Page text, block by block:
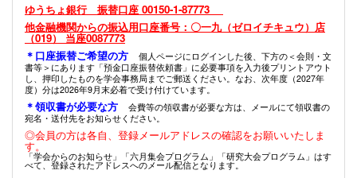
ゆうちょ銀行 振替口座 00150-1-87773
他金融機関からの振込用口座番号：〇一九（ゼロイチキュウ）店
（019） 当座0087773
＊口座振替ご希望の方
個人ページにログインした後、下方の＜会則・文
書等＞にあります「預金口座振替依頼書」に必要事項を入力後プリントアウト
し、押印したものを学会事務局までご郵送ください。なお、次年度（2027年
度）分は2026年9月末必着で受け付けています。
＊領収書が必要な方
会費等の領収書が必要な方は、メールにて領収書の
宛名・送付先をお知らせください。
◎会員の方は各自、登録メールアドレスの確認をお願いいたしま
す。
「学会からのお知らせ」「六月集会プログラム」「研究大会プログラム」はす
べて、登録されたアドレスへのメール配信となります。